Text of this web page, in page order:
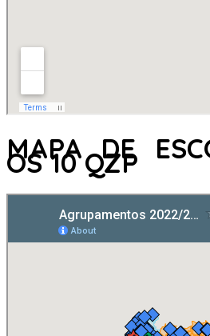
MAPA DE
OS 10 QZP